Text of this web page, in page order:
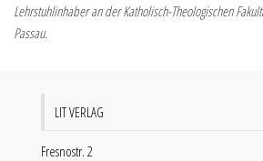
Lehrstuhlinhaber an der Katholisch-Theologischen
Passau.
LIT VERLAG
Fresnostr. 2